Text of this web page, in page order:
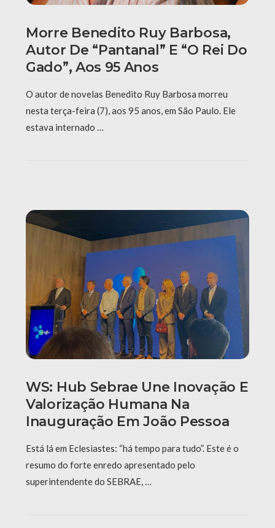
Morre Benedito Ruy Barbosa,
Autor De “Pantanal” E “O Rei Do
Gado”, Aos 95 Anos
O autor de novelas Benedito Ruy Barbosa morreu
nesta terça-feira (7), aos 95 anos, em São Paulo. Ele
estava internado …
WS: Hub Sebrae Une Inovação E
Valorização Humana Na
Inauguração Em João Pessoa
Está lá em Eclesiastes: “há tempo para tudo”. Este é o
resumo do forte enredo apresentado pelo
superintendente do SEBRAE, …